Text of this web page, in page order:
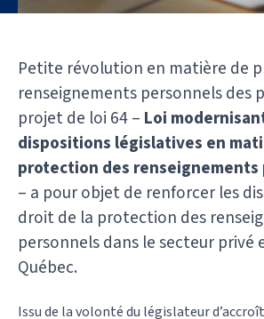
Petite révolution en matière de
renseignements personnels des
projet de loi 64 – Loi
dispositions législatives en
protection des
– a pour objet de renforcer les
droit de la protection des
personnels dans le secteur privé
Québec.
Issu de la volonté du législateur